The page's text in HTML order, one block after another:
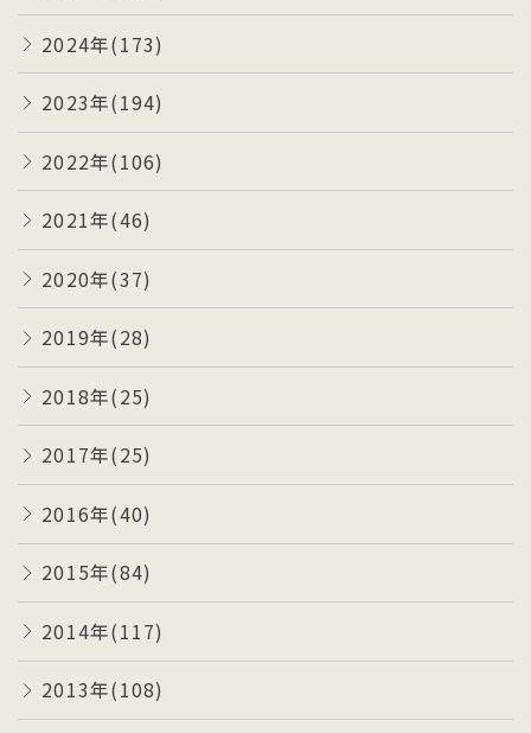
2024年(173)
2023年(194)
2022年(106)
2021年(46)
2020年(37)
2019年(28)
2018年(25)
2017年(25)
2016年(40)
2015年(84)
2014年(117)
2013年(108)